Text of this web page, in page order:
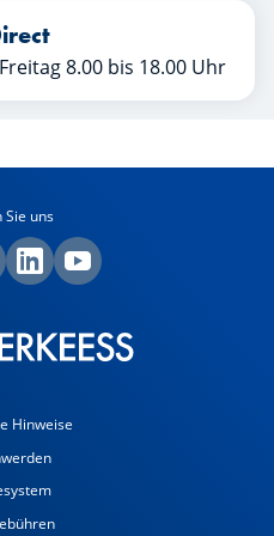
8.00 bis 18.00 Uhr
Sie uns
Hinweise